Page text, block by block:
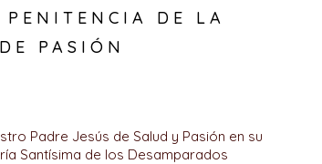
PENITENCIA DE LA
PASIÓN
Padre Jesús de Salud y Pasión en su
Santísima de los Desamparados